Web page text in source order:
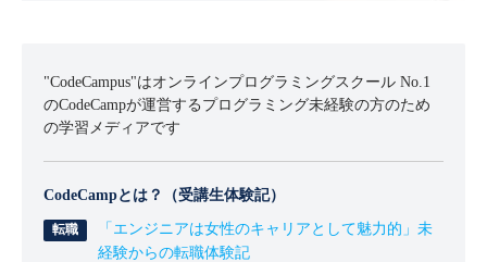
"CodeCampus"はオンラインプログラミングスクール No.1
のCodeCampが運営するプログラミング未経験の方のため
の学習メディアです
CodeCampとは？（受講生体験記）
「エンジニアは女性のキャリアとして魅力的」未
経験からの転職体験記